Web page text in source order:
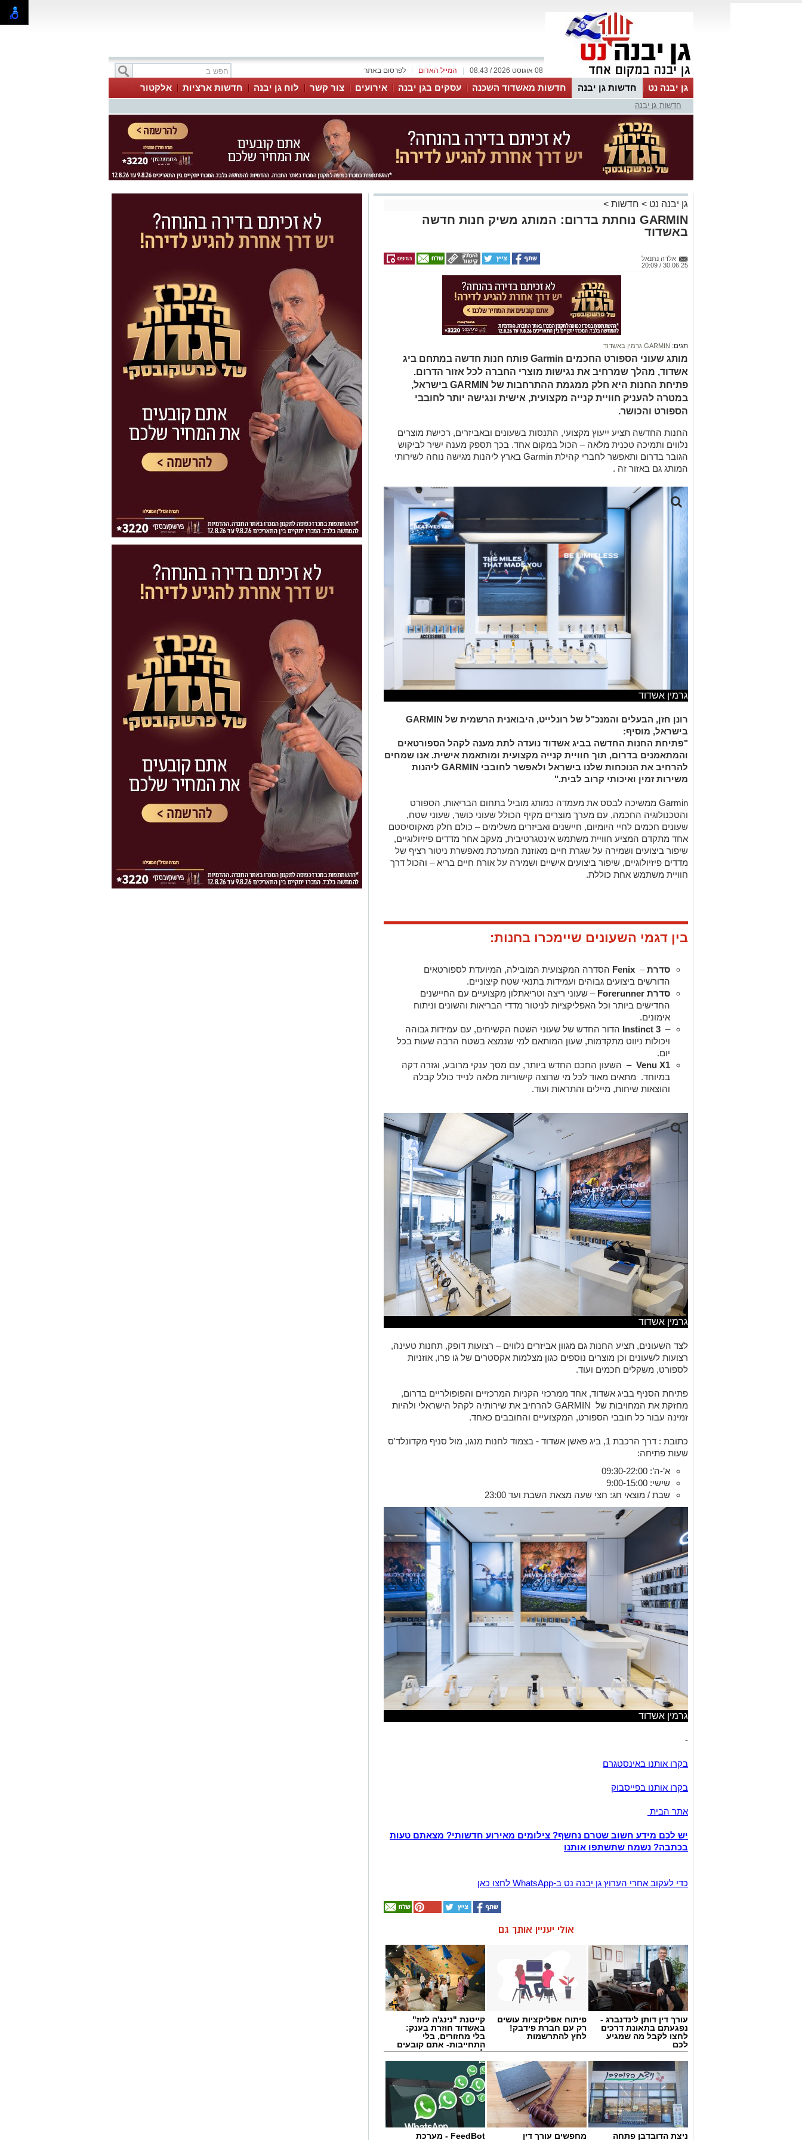
לפרסום באתר המייל האדום 08 אוגוסט 2026 / 08:43
גן יבנה נט חדשות גן יבנה חדשות מאשדוד השכנה עסקים בגן יבנה אירועים צור קשר לוח גן יבנה חדשות ארציות
אלקטור
MyKehila
חדשות גן יבנה
גן יבנה נט > חדשות >
GARMIN נוחתת בדרום: המותג משיק חנות חדשה
באשדוד
אלדה נתנאל
30.06.25 / 20:09
תגים: GARMIN גרמין באשדוד
מותג שעוני הספורט החכמים Garmin פותח חנות חדשה במתחם ביג
אשדוד, מהלך שמרחיב את נגישות מוצרי החברה לכל אזור הדרום.
פתיחת החנות היא חלק ממגמת ההתרחבות של GARMIN בישראל,
במטרה להעניק חוויית קנייה מקצועית, אישית ונגישה יותר לחובבי
הספורט והכושר.
החנות החדשה תציע ייעוץ מקצועי, התנסות בשעונים ובאביזרים, רכישת מוצרים
נלווים ותמיכה טכנית מלאה – הכול במקום אחד. בכך תספק מענה ישיר לביקוש
הגובר בדרום ותאפשר לחברי קהילת Garmin בארץ ליהנות מגישה נוחה לשירותי
המותג גם באזור זה .
גרמין אשדוד
רונן חזן, הבעלים והמנכ"ל של רונלייט, היבואנית הרשמית של GARMIN
בישראל, מוסיף:
"פתיחת החנות החדשה בביג אשדוד נועדה לתת מענה לקהל הספורטאים
והמתאמנים בדרום, תוך חוויית קנייה מקצועית ומותאמת אישית. אנו שמחים
להרחיב את הנוכחות שלנו בישראל ולאפשר לחובבי
ליהנות
משירות זמין ואיכותי קרוב לבית."
Garmin ממשיכה לבסס את מעמדה כמותג מוביל בתחום הבריאות, הספורט
והטכנולוגיה החכמה, עם מערך מוצרים מקיף הכולל שעוני כושר, שעוני שטח,
שעונים חכמים לחיי היומיום, חיישנים ואביזרים משלימים – כולם חלק מאקוסיסטם
אחד מתקדם המציע חוויית משתמש אינטגרטיבית, מעקב אחר מדדים פיזיולוגיים,
שיפור ביצועים ושמירה על שגרת חיים מאוזנת המערכת מאפשרת ניטור רציף של
מדדים פיזיולוגיים, שיפור ביצועים אישיים ושמירה על אורח חיים בריא – והכול דרך
חוויית משתמש אחת כוללת.
בין דגמי השעונים שיימכרו בחנות:
סדרת–
הסדרה המקצועית המובילה, המיועדת לספורטאים
הדורשים ביצועים גבוהים ועמידות בתנאי שטח קיצוניים.
סדרת Forerunner – שעוני ריצה וטריאתלון מקצועיים עם החיישנים
החדישים ביותר וכל האפליקציות לניטור מדדי הבריאות והשונים וניתוח
אימונים.
–
הדור החדש של שעוני השטח הקשיחים, עם עמידות גבוהה
ויכולות ניווט מתקדמות, שעון המותאם למי שנמצא בשטח הרבה שעות בכל
יום.
Venu X1 – השעון החכם החדש ביותר, עם מסך ענקי מרובע, וגזרה דקה
במיוחד. מתאים מאוד לכל מי שרוצה קישוריות מלאה לנייד כולל קבלה
והוצאות שיחות, מיילים והתראות ועוד.
גרמין אשדוד
לצד השעונים, תציע החנות גם מגוון אביזרים נלווים – רצועות דופק, תחנות טעינה,
רצועות לשעונים וכן מוצרים נוספים כגון מצלמות אקסטרים של גו פרו, אוזניות
לספורט, משקלים חכמים ועוד.
פתיחת הסניף בביג אשדוד, אחד ממרכזי הקניות המרכזיים והפופולריים בדרום,
מחזקת את המחויבות של GARMIN
להרחיב את שירותיה לקהל הישראלי ולהיות
זמינה עבור כל חובבי הספורט, המקצועיים והחובבים כאחד.
כתובת : דרך הרכבת 1, ביג פאשן אשדוד - בצמוד לחנות מנגו, מול סניף מקדונלד'ס
שעות פתיחה:
א’-ה’: 09:30-22:00
שישי: 9:00-15:00
שבת / מוצאי חג: חצי שעה מצאת השבת ועד 23:00
גרמין אשדוד
-
בקרו אותנו באינסטגרם
בקרו אותנו בפייסבוק
אתר הבית
יש לכם מידע חשוב שטרם נחשף? צילומים מאירוע חדשותי? מצאתם טעות
בכתבה? נשמח שתשתפו אותנו
‏כדי לעקוב אחרי הערוץ גן יבנה נט ב-WhatsApp לחצו כאן
אולי יעניין אותך גם
עורך דין דותן לינדנברג -
נפגעתם בתאונת דרכים
לחצו לקבל מה שמגיע
לכם
פיתוח אפליקציות עושים
רק עם חברת פידבק!
לחץ להתרשמות
קייטנת "נינג'ה לזוז"
באשדוד חוזרת בענק:
בלי מחזורים, בלי
התחייבות- אתם קובעים
לכמה ואיזה ימים
להירשם!
ניצת הדובדבן פתחה
מחפשים עורך דין
FeedBot - מערכת